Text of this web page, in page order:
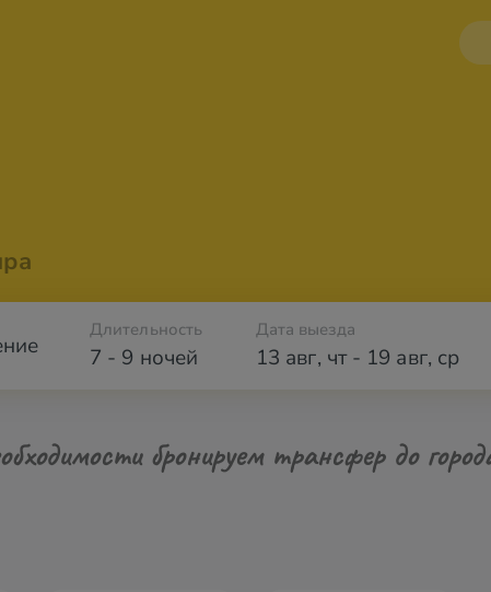
7 - 9 ночей
Длительность Дата выезда
13 авг, чт- 19 авг, ср
бронируем трансфер до